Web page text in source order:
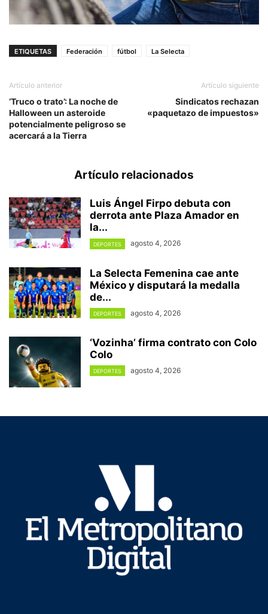
ETIQUETAS Federación fútbol La Selecta
Artículo anterior
‘Truco o trato’: La noche de
Halloween un asteroide
potencialmente peligroso se
acercará a la Tierra
Artículo siguiente
Sindicatos rechazan
«paquetazo de impuestos»
Artículo relacionados
Luis Ángel Firpo debuta con
derrota ante Plaza Amador en
la...
DEPORTES agosto 4, 2026
La Selecta Femenina cae ante
México y disputará la medalla
de...
DEPORTES agosto 4, 2026
‘Vozinha’ firma contrato con Colo
Colo
DEPORTES agosto 4, 2026